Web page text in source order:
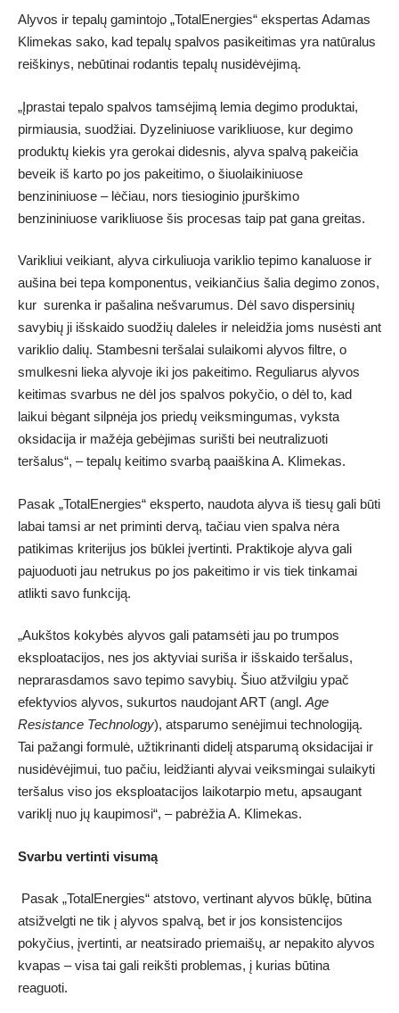
Alyvos ir tepalų gamintojo „TotalEnergies“ ekspertas Adamas
Klimekas sako, kad tepalų spalvos pasikeitimas yra natūralus
reiškinys, nebūtinai rodantis tepalų nusidėvėjimą.
„Įprastai tepalo spalvos tamsėjimą lemia degimo produktai,
pirmiausia, suodžiai. Dyzeliniuose varikliuose, kur degimo
produktų kiekis yra gerokai didesnis, alyva spalvą pakeičia
beveik iš karto po jos pakeitimo, o šiuolaikiniuose
benzininiuose – lėčiau, nors tiesioginio įpurškimo
benzininiuose varikliuose šis procesas taip pat gana greitas.
Varikliui veikiant, alyva cirkuliuoja variklio tepimo kanaluose ir
aušina bei tepa komponentus, veikiančius šalia degimo zonos,
kur surenka ir pašalina nešvarumus. Dėl savo dispersinių
savybių ji išskaido suodžių daleles ir neleidžia joms nusėsti ant
variklio dalių. Stambesni teršalai sulaikomi alyvos filtre, o
smulkesni lieka alyvoje iki jos pakeitimo. Reguliarus alyvos
keitimas svarbus ne dėl jos spalvos pokyčio, o dėl to, kad
laikui bėgant silpnėja jos priedų veiksmingumas, vyksta
oksidacija ir mažėja gebėjimas surišti bei neutralizuoti
teršalus“, – tepalų keitimo svarbą paaiškina A. Klimekas.
Pasak „TotalEnergies“ eksperto, naudota alyva iš tiesų gali būti
labai tamsi ar net priminti dervą, tačiau vien spalva nėra
patikimas kriterijus jos būklei įvertinti. Praktikoje alyva gali
pajuoduoti jau netrukus po jos pakeitimo ir vis tiek tinkamai
atlikti savo funkciją.
„Aukštos kokybės alyvos gali patamsėti jau po trumpos
eksploatacijos, nes jos aktyviai suriša ir išskaido teršalus,
neprarasdamos savo tepimo savybių. Šiuo atžvilgiu ypač
efektyvios alyvos, sukurtos naudojant ART (angl. Age
Resistance Technology), atsparumo senėjimui technologiją.
Tai pažangi formulė, užtikrinanti didelį atsparumą oksidacijai ir
nusidėvėjimui, tuo pačiu, leidžianti alyvai veiksmingai sulaikyti
teršalus viso jos eksploatacijos laikotarpio metu, apsaugant
variklį nuo jų kaupimosi“, – pabrėžia A. Klimekas.
Svarbu vertinti visumą
Pasak „TotalEnergies“ atstovo, vertinant alyvos būklę, būtina
atsižvelgti ne tik į alyvos spalvą, bet ir jos konsistencijos
pokyčius, įvertinti, ar neatsirado priemaišų, ar nepakito alyvos
kvapas – visa tai gali reikšti problemas, į kurias būtina
reaguoti.